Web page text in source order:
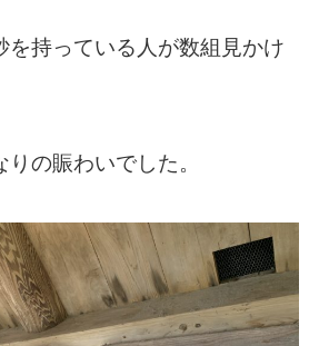
を持っている人が数組見かけ
の賑わいでした。